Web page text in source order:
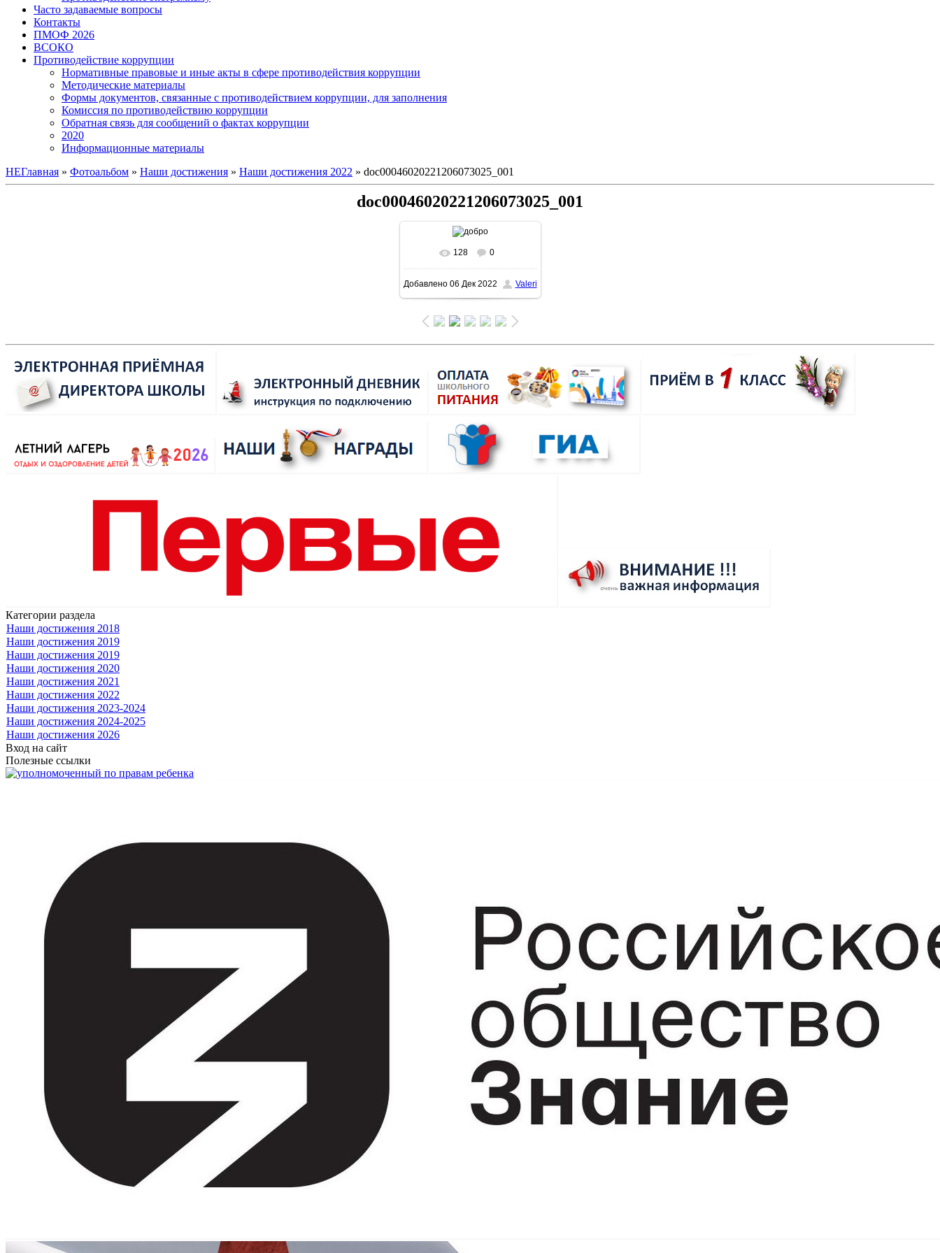
Часто задаваемые вопросы
Контакты
ПМОФ 2026
ВСОКО
Противодействие коррупции
Нормативные правовые и иные акты в сфере противодействия коррупции
Методические материалы
Формы документов, связанные с противодействием коррупции, для заполнения
Комиссия по противодействию коррупции
Обратная связь для сообщений о фактах коррупции
2020
Информационные материалы
НЕГлавная » Фотоальбом » Наши достижения » Наши достижения 2022 » doc00046020221206073025_001
doc00046020221206073025_001
В реальном размере
1131x1600/ 229.0Kb
128 0
Добавлено06 Дек 2022 Valeri
Категории раздела
Наши достижения 2018
Наши достижения 2019
Наши достижения 2019
Наши достижения 2020
Наши достижения 2021
Наши достижения 2022
Наши достижения 2023-2024
Наши достижения 2024-2025
Наши достижения 2026
Вход на сайт
Полезные ссылки